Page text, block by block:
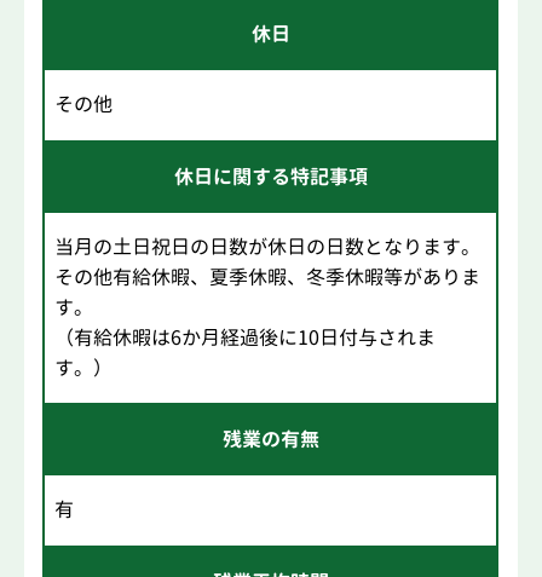
休日
その他
休日に関する特記事項
当月の土日祝日の日数が休日の日数となります。
その他有給休暇、夏季休暇、冬季休暇等がありま
す。
（有給休暇は6か月経過後に10日付与されま
す。）
残業の有無
有